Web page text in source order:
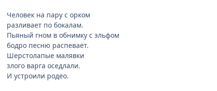
Человек на пару с орком
разливает по бокалам.
Пьяный гном в обнимку с эльфом
бодро песню распевает.
Шерстолапые малявки
злого варга оседлали.
И устроили родео.